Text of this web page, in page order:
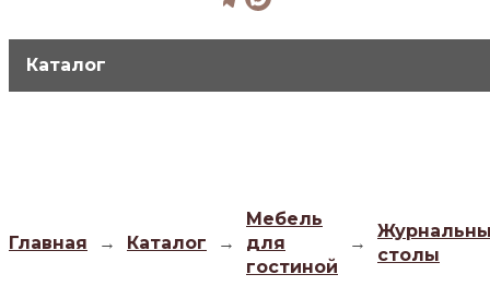
Каталог
Главная → Каталог →
Мебель
для
гостиной
→
столы